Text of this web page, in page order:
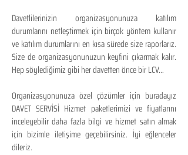
Davetlilerinizin organizasyonunuza katılım
durumlarını netleştirmek için birçok yöntem kullanır
ve katılım durumlarını en kısa sürede size raporlarız.
Size de organizasyonunuzun keyfini çıkarmak kalır.
Hep söylediğimiz gibi her davetten önce bir LCV...
Organizasyonunuza özel çözümler için buradayız
DAVET SERVİSİ Hizmet paketlerimizi ve fiyatlarını
inceleyebilir daha fazla bilgi ve hizmet satın almak
için bizimle iletişime geçebilirsiniz. İyi eğlenceler
dileriz.